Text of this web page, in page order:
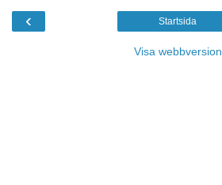
‹ Startsida
Visa webbversion